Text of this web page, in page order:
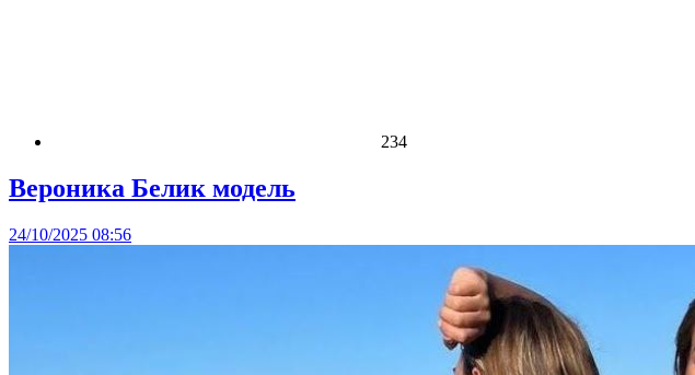
234
Вероника Белик модель
24/10/2025 08:56